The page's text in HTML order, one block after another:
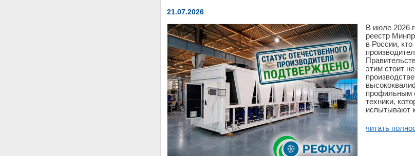
21.07.2026
В июле 2026
реестр
в России, кто
этим стоит
профильным
техники,
испытывают
читать